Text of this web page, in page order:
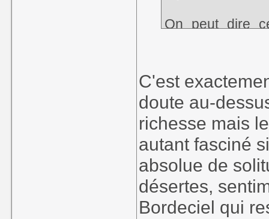
On peut dire
l'exploration
j'apprécie que
découvrir un
Est ce que ça a
Est ce que c'est
Est ce qu'on y
? Non
Mais ce genre
histoire et ne
C'est
doute au-
richesse mais
autant fasciné
absolue de
désertes,
Bordeciel qui